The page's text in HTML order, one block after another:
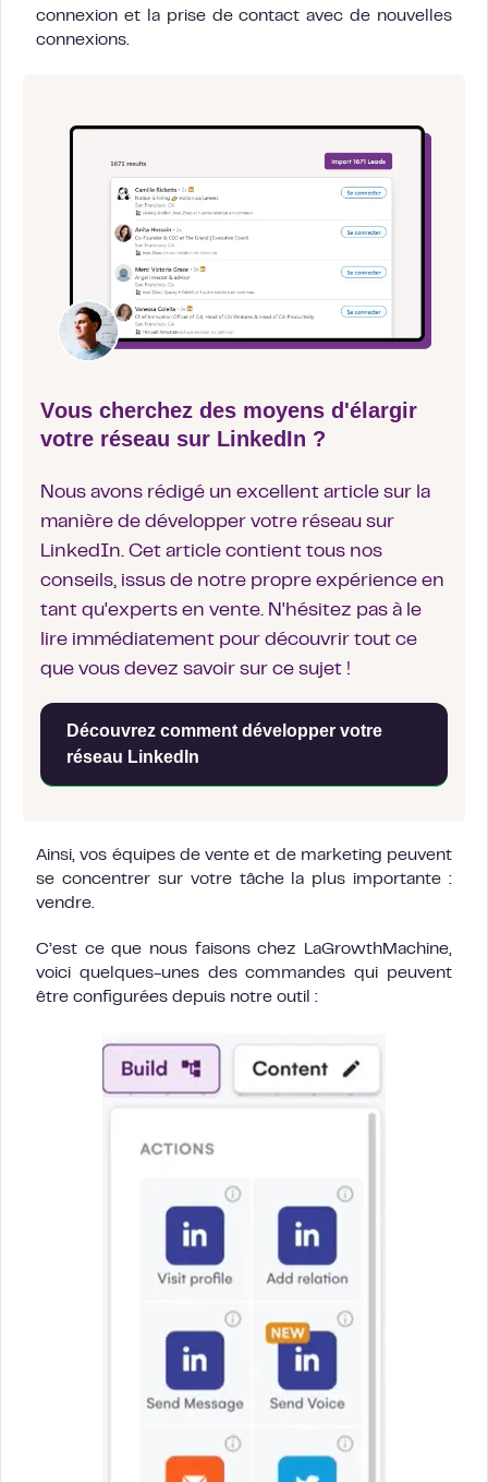
connexion et la prise de contact avec de nouvelles
connexions.
Vous cherchez des moyens d'élargir
votre réseau sur LinkedIn ?
Nous avons rédigé un excellent article sur la
manière de développer votre réseau sur
LinkedIn. Cet article contient tous nos
conseils, issus de notre propre expérience en
tant qu'experts en vente. N'hésitez pas à le
lire immédiatement pour découvrir tout ce
que vous devez savoir sur ce sujet !
Découvrez comment développer votre
réseau LinkedIn
Ainsi, vos équipes de vente et de marketing peuvent
se concentrer sur votre tâche la plus importante :
vendre.
C’est ce que nous faisons chez LaGrowthMachine,
voici quelques-unes des commandes qui peuvent
être configurées depuis notre outil :